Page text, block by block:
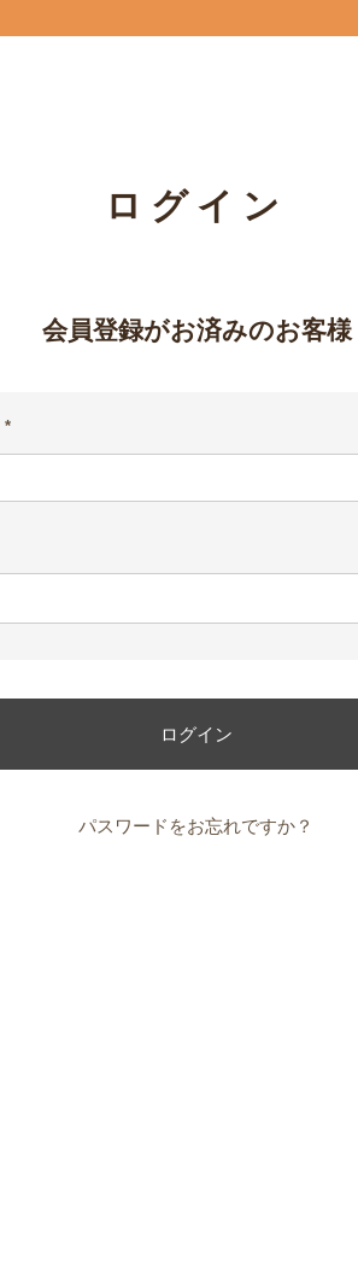
ログイン
会員登録がお済みのお客様
(必
須)
ログイン
パスワードをお忘れですか？